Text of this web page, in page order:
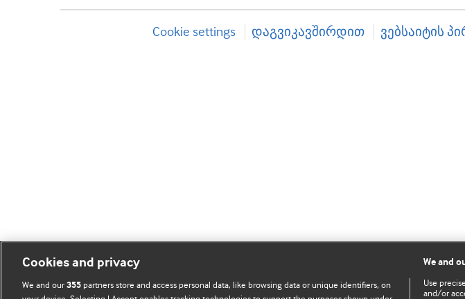
Cookie settings დაგვიკავშირდით ვებსაიტის
Cookies and privacy
We and our355 partners store and access personal data, like browsing data or unique identifiers, on
We and
Use
and/or